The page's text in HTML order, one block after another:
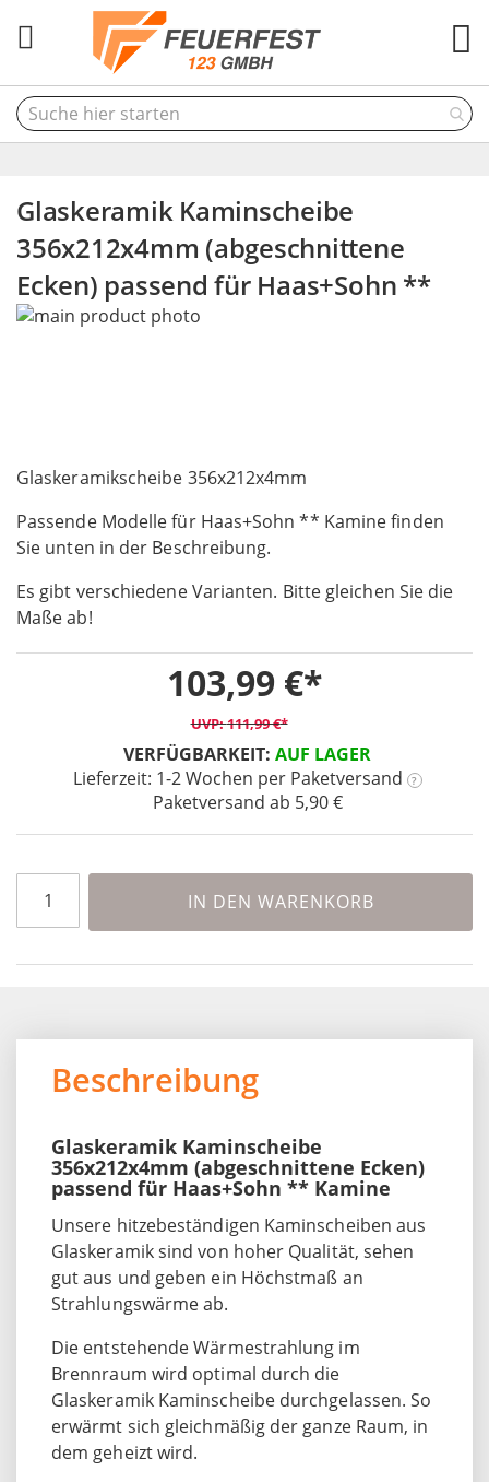
Glaskeramik Kaminscheibe
356x212x4mm (abgeschnittene
Ecken) passend für Haas+Sohn **
Glaskeramikscheibe 356x212x4mm
Passende Modelle für Haas+Sohn ** Kamine finden
Sie unten in der Beschreibung.
Es gibt verschiedene Varianten. Bitte gleichen Sie die
Maße ab!
VERFÜGBARKEIT: AUF LAGER
Lieferzeit: 1-2 Wochen per Paketversand ?
Paketversand ab 5,90 €
103,99 €
111,99 €
IN DEN WARENKORB
Skip
gallery
to
beginning
of
images
gallery
Beschreibung
Glaskeramik Kaminscheibe
356x212x4mm (abgeschnittene Ecken)
passend für Haas+Sohn ** Kamine
Unsere hitzebeständigen Kaminscheiben aus
Glaskeramik sind von hoher Qualität, sehen
gut aus und geben ein Höchstmaß an
Strahlungswärme ab.
Die entstehende Wärmestrahlung im
Brennraum wird optimal durch die
Glaskeramik Kaminscheibe durchgelassen. So
erwärmt sich gleichmäßig der ganze Raum, in
dem geheizt wird.